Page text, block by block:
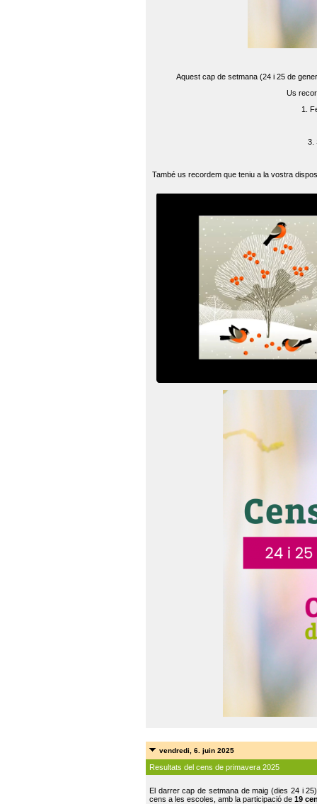
Aquest cap de setmana (24 i 25 de
Us
1.
3.
També us recordem que teniu a la vostra
vendredi, 6. juin 2025
Resultats del cens de primavera 2025
El darrer cap de setmana de maig (dies 24 i
cens a les escoles, amb la participació de 19